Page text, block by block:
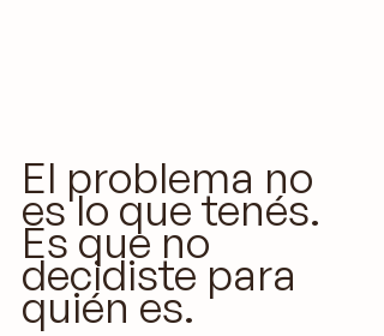
El problema no
es lo que tenés.
Es que no
decidiste para
quién es.